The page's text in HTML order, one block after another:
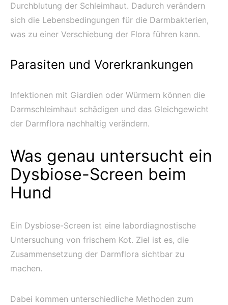
Durchblutung der Schleimhaut. Dadurch verändern
sich die Lebensbedingungen für die Darmbakterien,
was zu einer Verschiebung der Flora führen kann.
Parasiten und Vorerkrankungen
Infektionen mit Giardien oder Würmern können die
Darmschleimhaut schädigen und das Gleichgewicht
der Darmflora nachhaltig verändern.
Was genau untersucht ein
Dysbiose-Screen beim
Hund
Ein Dysbiose-Screen ist eine labordiagnostische
Untersuchung von frischem Kot. Ziel ist es, die
Zusammensetzung der Darmflora sichtbar zu
machen.
Dabei kommen unterschiedliche Methoden zum